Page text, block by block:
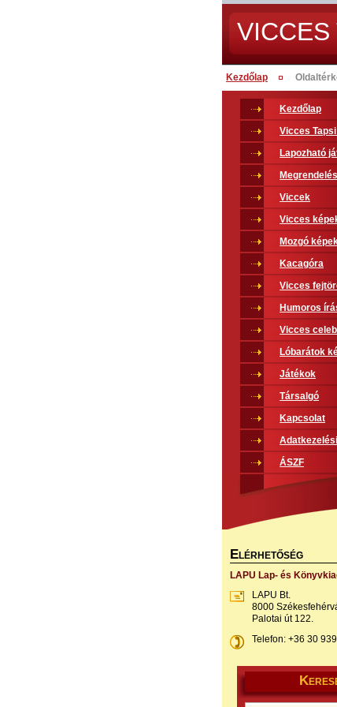
VICCES
Kezdőlap
Kezdőlap
Vicces
Lapozható
Viccek
Vicces
Mozgó
Kacagóra
Vicces
Humoros
Vicces
Lóbarátok
Játékok
Társalgó
Kapcsolat
ÁSZF
ELÉRHETŐSÉG
LAPU Lap- és
LAPU Bt.
8000
Palotai út 122.
Telefon: +36 30
K